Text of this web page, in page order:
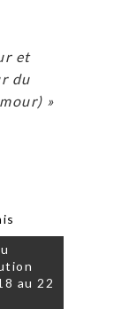
et
du
»
au 22